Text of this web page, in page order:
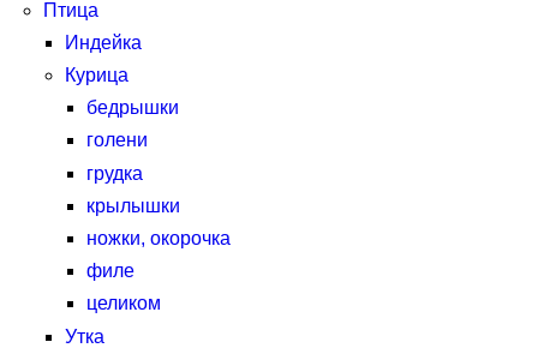
Птица
Индейка
Курица
бедрышки
голени
грудка
крылышки
ножки, окорочка
филе
целиком
Утка